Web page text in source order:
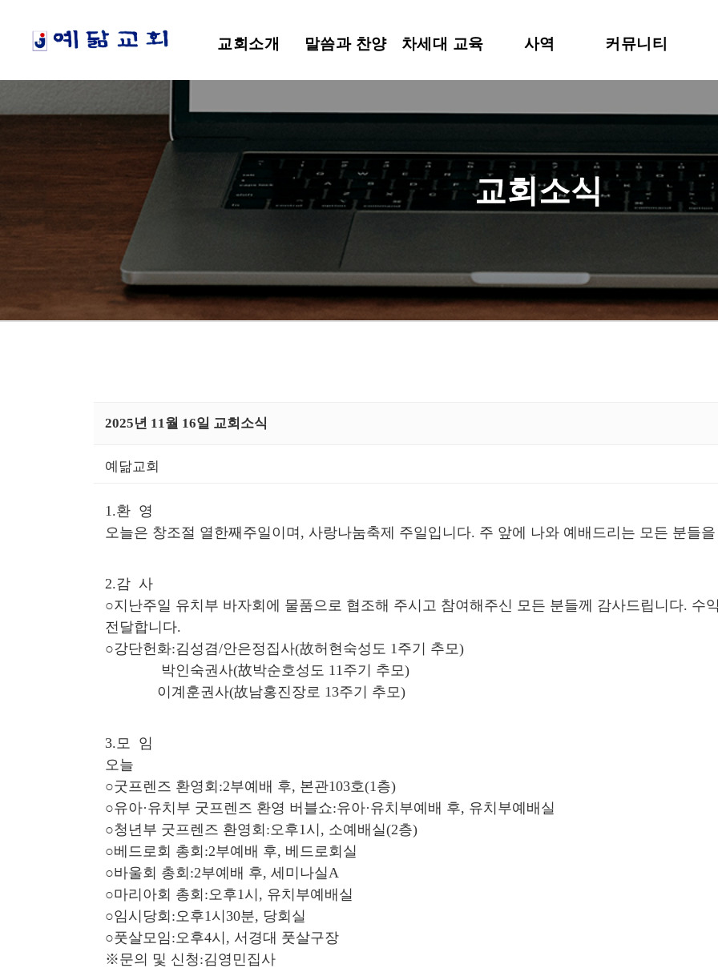
교회소개 말씀과 찬양 차세대 교육 사역 커뮤니티
교회소식
2025년 11월 16일 교회소식
예닮교회
1.환 영
오늘은 창조절 열한째주일이며, 사랑나눔축제 주일입니다. 주 앞에 나와 예배드리는 모든 분들
2.감 사
○지난주일 유치부 바자회에 물품으로 협조해 주시고 참여해주신 모든 분들께 감사드립니다. 수
전달합니다.
○강단헌화:김성겸/안은정집사(故허현숙성도 1주기 추모)
박인숙권사(故박순호성도 11주기 추모)
이계훈권사(故남홍진장로 13주기 추모)
3.모 임
오늘
○굿프렌즈 환영회:2부예배 후, 본관103호(1층)
○유아·유치부 굿프렌즈 환영 버블쇼:유아·유치부예배 후, 유치부예배실
○청년부 굿프렌즈 환영회:오후1시, 소예배실(2층)
○베드로회 총회:2부예배 후, 베드로회실
○바울회 총회:2부예배 후, 세미나실A
○마리아회 총회:오후1시, 유치부예배실
○임시당회:오후1시30분, 당회실
○풋살모임:오후4시, 서경대 풋살구장
※문의 및 신청:김영민집사